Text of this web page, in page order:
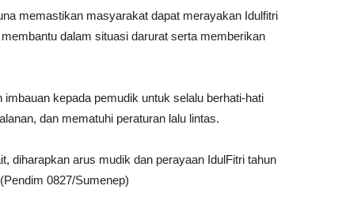
memastikan masyarakat dapat merayakan Idulfitri
dalam situasi darurat serta memberikan
kepada pemudik untuk selalu berhati-hati
dan mematuhi peraturan lalu lintas.
diharapkan arus mudik dan perayaan IdulFitri tahun
0827/Sumenep)